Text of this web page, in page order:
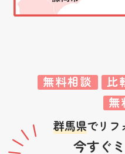
無料相談 比
無
群馬県でリフ
今すぐ